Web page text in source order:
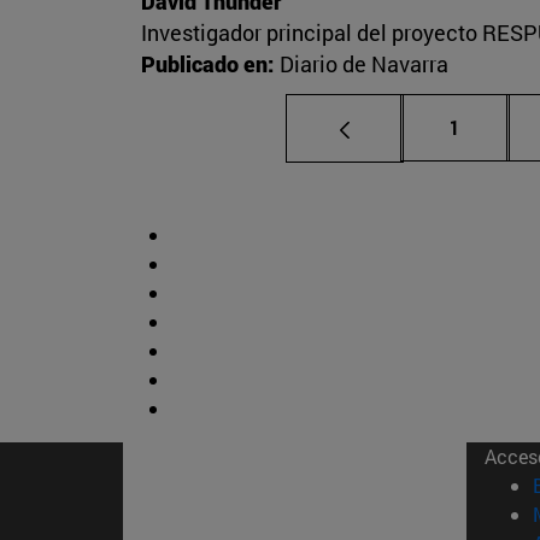
Investigador principal del proyecto
Publicado en: Diario de Navarra
Página
1